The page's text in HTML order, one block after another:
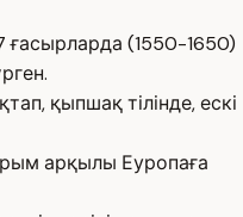
(1550-1650)
қыпшақ тілінде, ескі
арқылы Еуропаға